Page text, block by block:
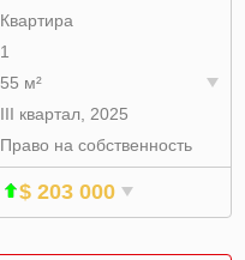
Квартира
1
55 м²
III квартал, 2025
Право на собственность
$ 203 000